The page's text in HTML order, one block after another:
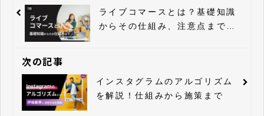
ライブコマースとは？基礎知識
からその仕組み、注意点まで徹
次の記事
インスタグラムのアルゴリズム
を解説！仕組みから施策まで